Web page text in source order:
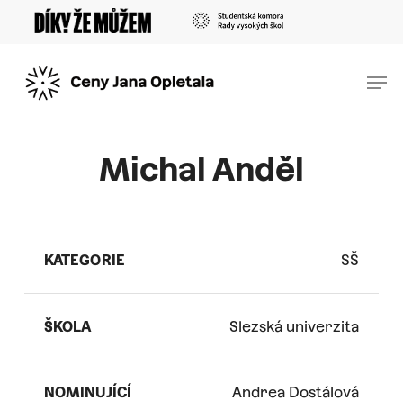
content
Michal Anděl
KATEGORIE SŠ
ŠKOLA Slezská univerzita
NOMINUJÍCÍ Andrea Dostálová